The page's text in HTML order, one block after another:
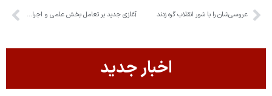
عروسی‌شان را با شور انقلاب گره زدند آغازی جدید بر تعامل بخش علمی و اجرایی گیاه‌پزشکی کشور
اخبار جدید